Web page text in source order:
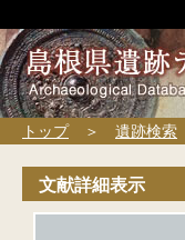
トップ＞ 遺跡検索
文献詳細表示